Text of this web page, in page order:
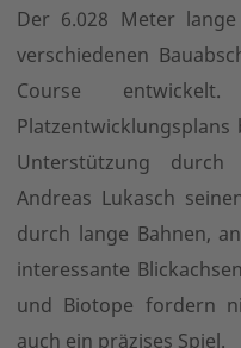
Der 6.028 Meter
verschiedenen
Course
Unterstützung
Andreas Lukasch
durch lange Bahnen,
interessante
und Biotope fordern
auch ein präzises Spiel.